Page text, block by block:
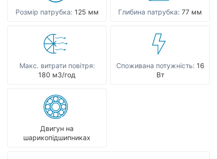
Розмір патрубка: 125 мм Глибина патрубка: 77 мм
Макс. витрати повітря:
180 мЗ/год
Споживана потужність: 16
Вт
Двигун на
шарикопідшипниках